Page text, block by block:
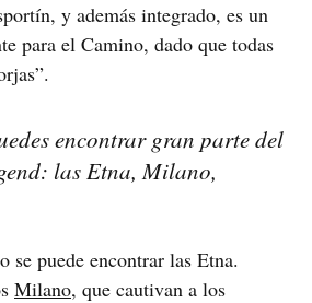
y además integrado, es un
para el Camino, dado que todas
encontrar gran parte del
las Etna, Milano,
puede encontrar las Etna.
Milano, que cautivan a los